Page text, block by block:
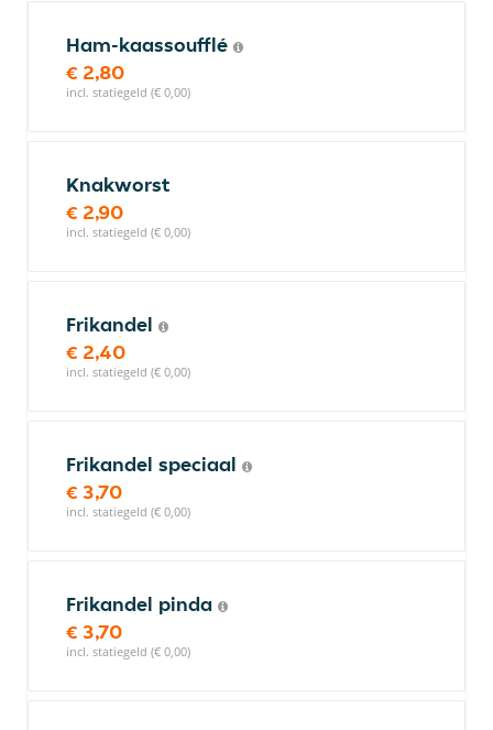
Ham-kaassoufflé
€ 2,80
incl. statiegeld (€ 0,00)
Knakworst
€ 2,90
incl. statiegeld (€ 0,00)
Frikandel
€ 2,40
incl. statiegeld (€ 0,00)
Frikandel speciaal
€ 3,70
incl. statiegeld (€ 0,00)
Frikandel pinda
€ 3,70
incl. statiegeld (€ 0,00)